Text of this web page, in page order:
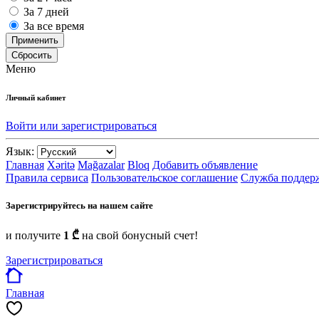
За 7 дней
За все время
Применить
Сбросить
Меню
Личный кабинет
Войти или зарегистрироваться
Язык:
Главная Xəritə Mağazalar Bloq Добавить объявление
Правила сервиса Пользовательское соглашение Служба
Зарегистрируйтесь на нашем сайте
и получите 1 ₾ на свой бонусный счет!
Зарегистрироваться
Главная